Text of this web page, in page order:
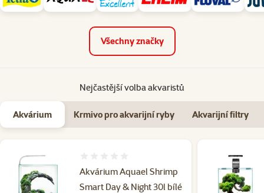
Všechny značky
Nejčastější volba akvaristů
Akvárium Krmivo pro akvarijní ryby Akvarijní filtry
Akvárium Aquael Shrimp
Smart Day & Night 30l bílé